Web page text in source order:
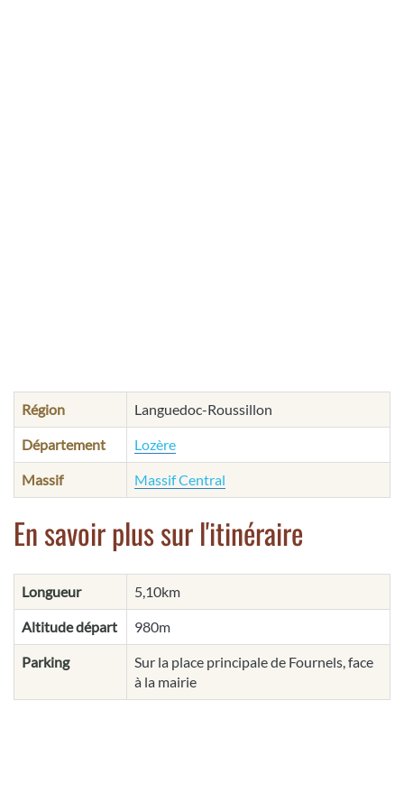
Région Languedoc-Roussillon
Département Lozère
Massif Massif Central
En savoir plus sur l'itinéraire
Longueur 5,10km
Altitude départ 980m
Parking
Sur la place principale de Fournels, face
à la mairie